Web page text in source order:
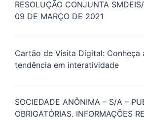
RESOLUÇÃO CONJUNTA
09 DE MARÇO DE 2021
Cartão de Visita Digital: Conheça
tendência em interatividade
SOCIEDADE ANÔNIMA – S/A –
OBRIGATÓRIAS. INFORMAÇÕES